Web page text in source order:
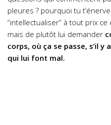
pleures ? pourquoi tu
“intellectualiser” à tout prix
mais de plutôt lui demander
corps, où ça se passe, s’il y
qui lui font mal.